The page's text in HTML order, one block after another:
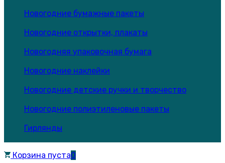
Новогодние бумажные пакеты
Новогодние открытки, плакаты
Новогодняя упаковочная бумага
Новогодние наклейки
Новогодние детские ручки и творчество
Новогодние полиэтиленовые пакеты
Гирлянды
Корзина пуста0